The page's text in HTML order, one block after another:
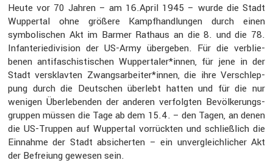
Heute vor 70 Jahren – am 16.April 1945 – wurde die Stadt
Wuppertal ohne größere Kampf­hand­lungen durch einen
symbo­li­schen Akt im Barmer Rathaus an die 8. und die 78.
Infan­te­rie­di­vi­sion der US-Army übergeben. Für die verblie­
benen antifa­schis­ti­schen Wuppertaler*innen, für jene in der
Stadt versklavten Zwangsarbeiter*innen, die ihre Verschlep­
pung durch die Deutschen überlebt hatten und für die nur
wenigen Überle­benden der anderen verfolgten Bevöl­ke­rungs­
gruppen müssen die Tage ab dem 15.4. – den Tagen, an denen
die US-Truppen auf Wuppertal vorrückten und schließ­lich die
Einnahme der Stadt absicherten – ein unver­gleich­li­cher Akt
der Befreiung gewesen sein.